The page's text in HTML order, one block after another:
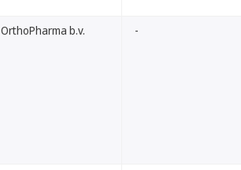
OrthoPharma b.v. -